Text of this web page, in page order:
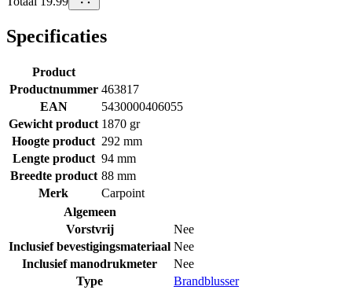
Specificaties
Product
Productnummer 463817
EAN
5430000406055
Gewicht product 1870 gr
Hoogte product 292 mm
Lengte product 94 mm
Breedte product 88 mm
Merk
Carpoint
Algemeen
Vorstvrij
Nee
Inclusief bevestigingsmateriaal Nee
Inclusief manodrukmeter
Nee
Type
Brandblusser